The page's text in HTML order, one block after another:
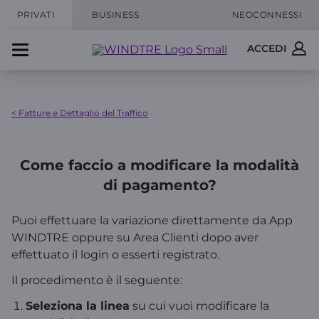
PRIVATI BUSINESS NEOCONNESSI
ACCEDI
< Fatture e Dettaglio del Traffico
Come faccio a modificare la modalità
di pagamento?
Puoi effettuare la variazione direttamente da App
WINDTRE oppure su Area Clienti dopo aver
effettuato il login o esserti registrato.
Il procedimento è il seguente:
Seleziona la linea su cui vuoi modificare la